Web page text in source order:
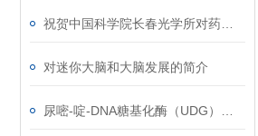
对迷你大脑和大脑发展的简介